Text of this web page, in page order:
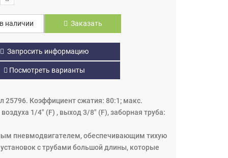
наличии Заказать
Запросить информацию
Посмотреть варианты
25796. Коэффициент сжатия: 80:1; макс.
1/4" (F) , выход 3/8" (F), заборная труба:
пневмодвигателем, обеспечивающим тихую
с трубами большой длины, которые